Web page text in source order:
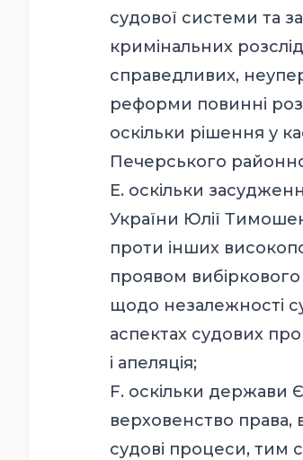
судової системи та
кримінальних
справедливих,
реформи повинні
оскільки рішення у
Печерського
E. оскільки
України Юлії
проти інших
проявом вибіркового
щодо незалежності
аспектах судових
і апеляція;
F. оскільки держави
верховенство права,
судові процеси, тим